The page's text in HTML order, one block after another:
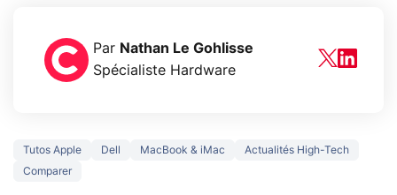
Par Nathan Le Gohlisse
Spécialiste Hardware
Tutos Apple Dell MacBook & iMac
Actualités High-Tech
Comparer
3 écrans en 1 pour